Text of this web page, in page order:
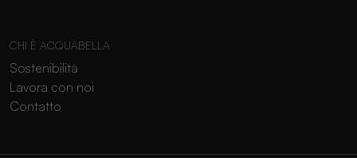
CHI È ACQUABELLA
Sostenibilità
Lavora con noi
Contatto